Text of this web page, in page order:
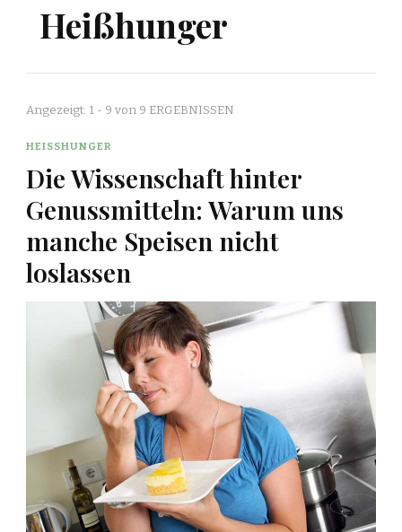
Heißhunger
Angezeigt: 1 - 9 von 9 ERGEBNISSEN
HEISSHUNGER
Die Wissenschaft hinter
Genussmitteln: Warum uns
manche Speisen nicht
loslassen